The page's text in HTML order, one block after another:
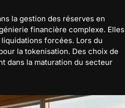
la gestion des réserves en
financière complexe. Elles
forcées. Lors du
la tokenisation. Des choix de
dans la maturation du secteur